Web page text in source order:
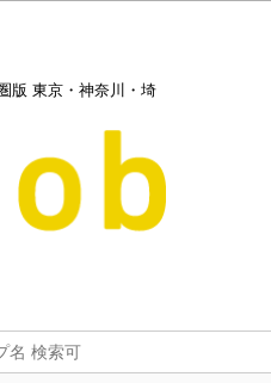
版 東京・神奈川・埼